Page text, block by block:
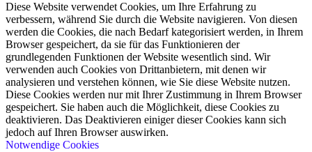
Diese Website verwendet Cookies, um Ihre Erfahrung zu
verbessern, während Sie durch die Website navigieren. Von diesen
werden die Cookies, die nach Bedarf kategorisiert werden, in Ihrem
Browser gespeichert, da sie für das Funktionieren der
grundlegenden Funktionen der Website wesentlich sind. Wir
verwenden auch Cookies von Drittanbietern, mit denen wir
analysieren und verstehen können, wie Sie diese Website nutzen.
Diese Cookies werden nur mit Ihrer Zustimmung in Ihrem Browser
gespeichert. Sie haben auch die Möglichkeit, diese Cookies zu
deaktivieren. Das Deaktivieren einiger dieser Cookies kann sich
jedoch auf Ihren Browser auswirken.
Notwendige Cookies